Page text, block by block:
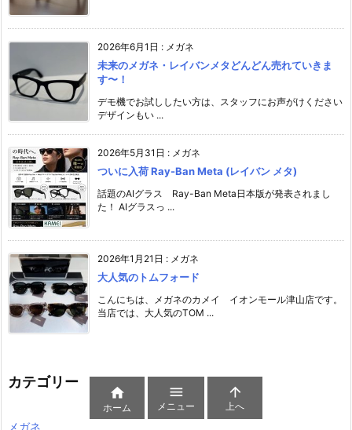
2026年6月1日 : メガネ
未来のメガネ・レイバンメタどんどん売れていきま
す〜！
デモ機でお試ししたい方は、スタッフにお声がけください️
デザインもい ...
2026年5月31日 : メガネ
ついに入荷 Ray-Ban Meta (レイバン メタ)
話題のAIグラス Ray-Ban Meta日本版が発表されまし
た！ AIグラスっ ...
2026年1月21日 : メガネ
大人気のトムフォード
こんにちは、メガネのカメイ イオンモール津山店です。
当店では、大人気のTOM ...
カテゴリー
メガネ

ホーム

メニュー

上へ